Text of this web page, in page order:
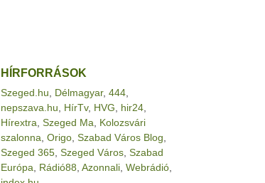
HÍRFORRÁSOK
Szeged.hu Délmagyar, 444
nepszava.hu
HírTv, HVG hir24
Hírextra Szeged Ma
Kolozsvári
szalonna Origo Szabad Város Blog
Szeged 365 Szeged Város Szabad
Európa
Rádió88 Azonnali Webrádió